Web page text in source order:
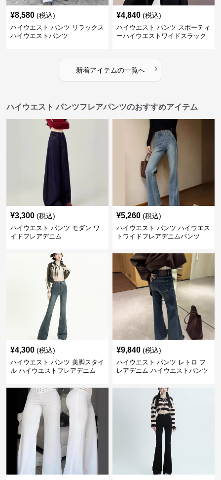
¥8,580 (税込)
ハイウエスト パンツ リラックス
ハイウエストパンツ
¥4,840 (税込)
ハイウエスト パンツ スポーティ
ーハイウエストワイドスラック
新着アイテムの一覧へ ›
ハイウエスト パンツフレアパンツのおすすめアイテム
¥3,300 (税込)
ハイウエスト パンツ モダン ワ
イドフレアデニム
¥5,260 (税込)
ハイウエスト パンツ ハイウエス
トワイドフレアデニムパンツ
¥4,300 (税込)
ハイウエスト パンツ 美脚スタイ
ル ハイウエストフレアデニム
¥9,840 (税込)
ハイウエスト パンツ レトロ フ
レアデニム ハイウエストパンツ